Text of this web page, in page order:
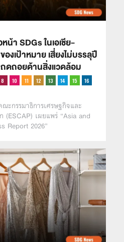
น้า SDGs ในเอเชีย-
งเป้าหมาย เสี่ยงไม่บรรลุปี
ถอยด้านสิ่งแวดล้อม
กรรมาธิการเศรษฐกิจและ
(ESCAP) เผยแพร่ “Asia and
Report 2026”